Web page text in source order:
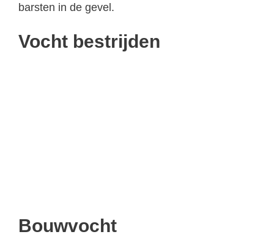
barsten in de gevel.
Vocht bestrijden
Bouwvocht